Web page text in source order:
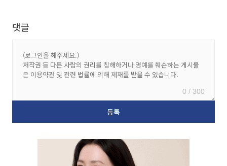
댓글
0 / 300